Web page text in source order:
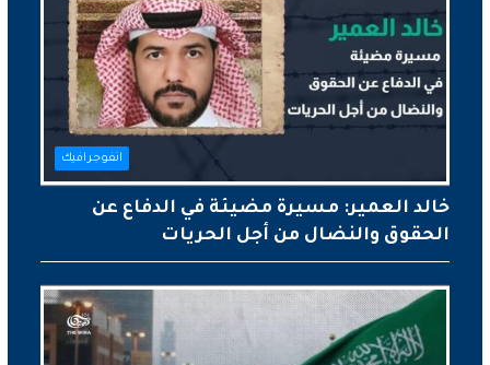
انفوجرافيك
خالد العمير: مسيرة مضيئة في الدفاع عن
الحقوق والنضال من أجل الحريات